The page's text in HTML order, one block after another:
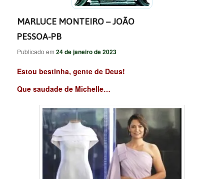
MARLUCE MONTEIRO – JOÃO
PESSOA-PB
Publicado em24 de janeiro de 2023
Estou bestinha, gente de Deus!
Que saudade de Michelle…